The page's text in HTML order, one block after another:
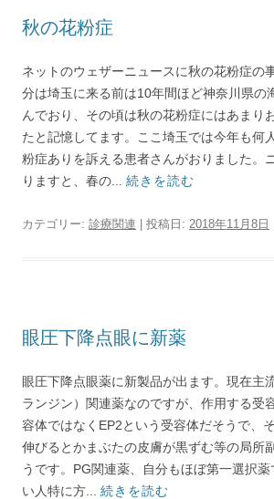
秋の花粉症
ネットのウェザーニュースに秋の花粉症の
分は埼玉に来る前は10年間ほど神奈川県の
んでおり、その頃は秋の花粉症にはあまり
たと記憶してます。ここ埼玉では今年も何
粉症ありを訴える患者さんがおりました。
りますと、春の... 続きを読む
カテゴリー: 診療関連 | 投稿日: 2018年11月8日
眼圧下降点眼に新薬
眼圧下降点眼薬に新製品が出ます。現在主
ランジン）関連薬なのですが、作用する受
容体ではなくEP2という受容体だそうで、
伸びるとかまぶたの皮膚が黒ずむ等の局所
うです。PG関連薬、自分もほぼ第一選択
い人特に方... 続きを読む